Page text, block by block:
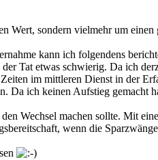
Wert, sondern vielmehr um
kann ich folgendens
Tat etwas schwierig. Da ich
im mittleren Dienst in der
Da ich keinen Aufstieg gemacht
Wechsel machen sollte. Mit
wenn die